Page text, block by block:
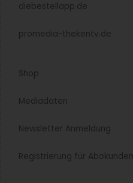
Expansion
Standort in Deutschland
Nation seine Expansion